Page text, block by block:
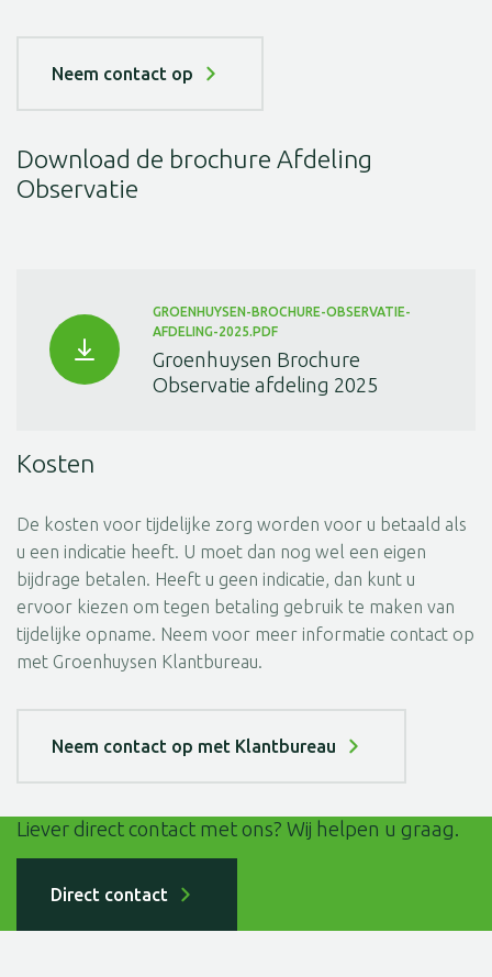
Neem contact op
Download de brochure Afdeling
Observatie
GROENHUYSEN-BROCHURE-OBSERVATIE-
AFDELING-2025.PDF
Groenhuysen Brochure
Observatie afdeling 2025
Kosten
De kosten voor tijdelijke zorg worden voor u betaald als
u een indicatie heeft. U moet dan nog wel een eigen
bijdrage betalen. Heeft u geen indicatie, dan kunt u
ervoor kiezen om tegen betaling gebruik te maken van
tijdelijke opname. Neem voor meer informatie contact op
met Groenhuysen Klantbureau.
Neem contact op met Klantbureau
Liever direct contact met ons? Wij helpen u graag.
Direct contact